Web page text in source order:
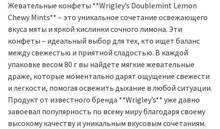
Жевательные конфеты **Wrigley’s Doublemint Lemon
Chewy Mints** – это уникальное сочетание освежающего
вкуса мяты и яркой кислинки сочного лимона. Эти
конфеты – идеальный выбор для тех, кто ищет баланс
между свежестью и приятной сладостью. В каждой
упаковке весом 80 г вы найдете мягкие жевательные
драже, которые моментально дарят ощущение свежести
и легкости, помогая освежить дыхание в любой ситуации.
Продукт от известного бренда **Wrigley’s** уже давно
завоевал популярность по всему миру благодаря своему
высокому качеству и уникальным вкусовым сочетаниям.